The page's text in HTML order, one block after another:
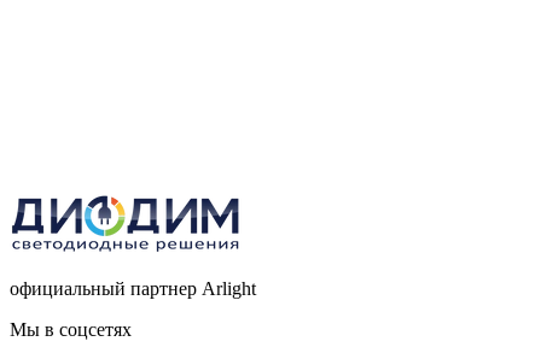
официальный партнер Arlight
Мы в соцсетях